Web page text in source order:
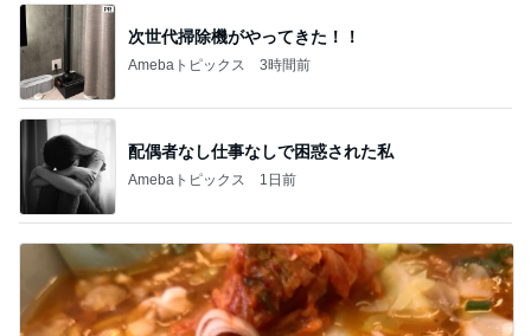
次世代掃除機がやってきた！！
Amebaトピックス 3時間前
配偶者なし仕事なしで困惑された私
Amebaトピックス 1日前